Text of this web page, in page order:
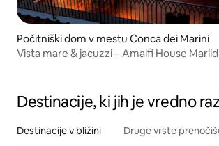
Počitniški dom v mestu Conca dei Marini
Vista mare & jacuzzi – Amalfi House
Destinacije, ki jih je vredno
Destinacije v bližini Druge vrste